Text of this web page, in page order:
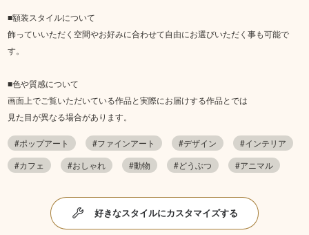
■額装スタイルについて
飾っていいただく空間やお好みに合わせて自由にお選びいただく事も可能で
す。
■色や質感について
画面上でご覧いただいている作品と実際にお届けする作品とでは
見た目が異なる場合があります。
#ポップアート #ファインアート #デザイン
#インテリア
#カフェ
#おしゃれ #動物 #どうぶつ #アニマル
好きなスタイルにカスタマイズする